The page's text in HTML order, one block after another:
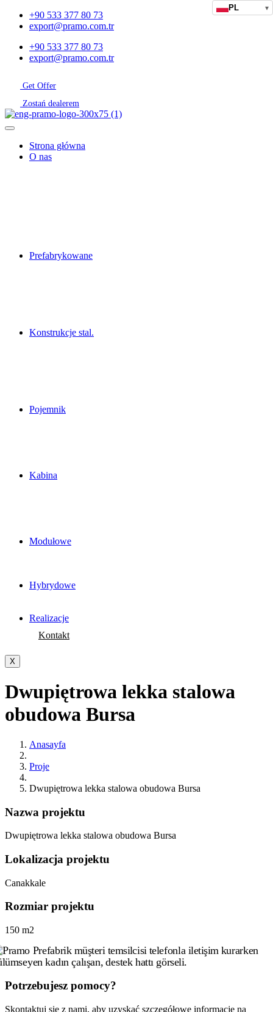
+90 533 377 80 73
export@pramo.com.tr
+90 533 377 80 73
export@pramo.com.tr
Get Offer
Zostań dealerem
PL ▾
Strona główna
O nas
Prefabrykowane
Konstrukcje stal.
Pojemnik
Kabina
Modułowe
Hybrydowe
Realizacje
Kontakt
X
Dwupiętrowa lekka stalowa
obudowa Bursa
Anasayfa
Proje
Dwupiętrowa lekka stalowa obudowa Bursa
Nazwa projektu
Dwupiętrowa lekka stalowa obudowa Bursa
Lokalizacja projektu
Canakkale
Rozmiar projektu
150 m2
Potrzebujesz pomocy?
Skontaktuj się z nami, aby uzyskać szczegółowe informacje na